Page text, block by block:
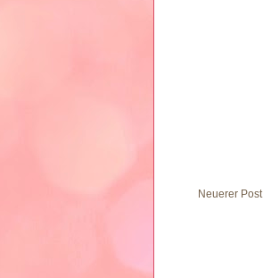
Neuerer Post